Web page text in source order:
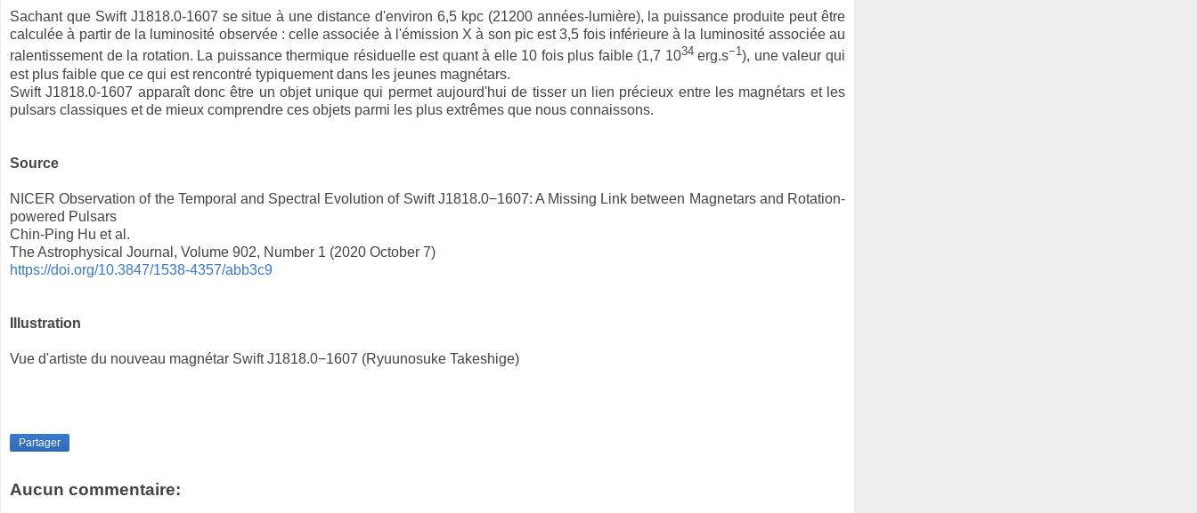
Sachant que Swift J1818.0-1607 se situe à une distance d'environ 6,5 kpc (21200 années-lumière), la puissance produite peut être
calculée à partir de la luminosité observée : celle associée à l'émission X à son pic est 3,5 fois inférieure à la luminosité associée au
ralentissement de la rotation. La puissance thermique résiduelle est quant à elle 10 fois plus faible (1,7 1034erg.s−1), une valeur qui
est plus faible que ce qui est rencontré typiquement dans les jeunes magnétars.
Swift J1818.0-1607 apparaît donc être un objet unique qui permet aujourd'hui de tisser un lien précieux entre les magnétars et les
pulsars classiques et de mieux comprendre ces objets parmi les plus extrêmes que nous connaissons.
Source
NICER Observation of the Temporal and Spectral Evolution of Swift J1818.0−1607: A Missing Link between Magnetars and Rotation-
powered Pulsars
Chin-Ping Hu et al.
The Astrophysical Journal, Volume 902, Number 1 (2020 October 7)
https://doi.org/10.3847/1538-4357/abb3c9
Illustration
Vue d'artiste du nouveau magnétar Swift J1818.0−1607 (Ryuunosuke Takeshige)
Partager
Aucun commentaire: